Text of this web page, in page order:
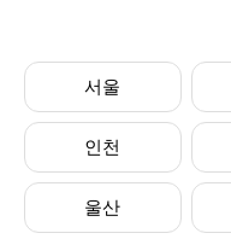
서울
인천
울산